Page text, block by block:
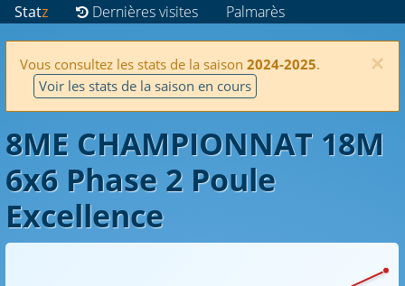
Statz Dernières visites Palmarès
×
Vous consultez les stats de la saison 2024-2025.
Voir les stats de la saison en cours
8ME CHAMPIONNAT 18M
6x6 Phase 2 Poule
Excellence